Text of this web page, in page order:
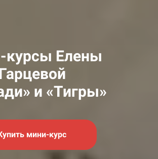
-курсы Елены
Гарцевой
и «Тигры»
мини-курс